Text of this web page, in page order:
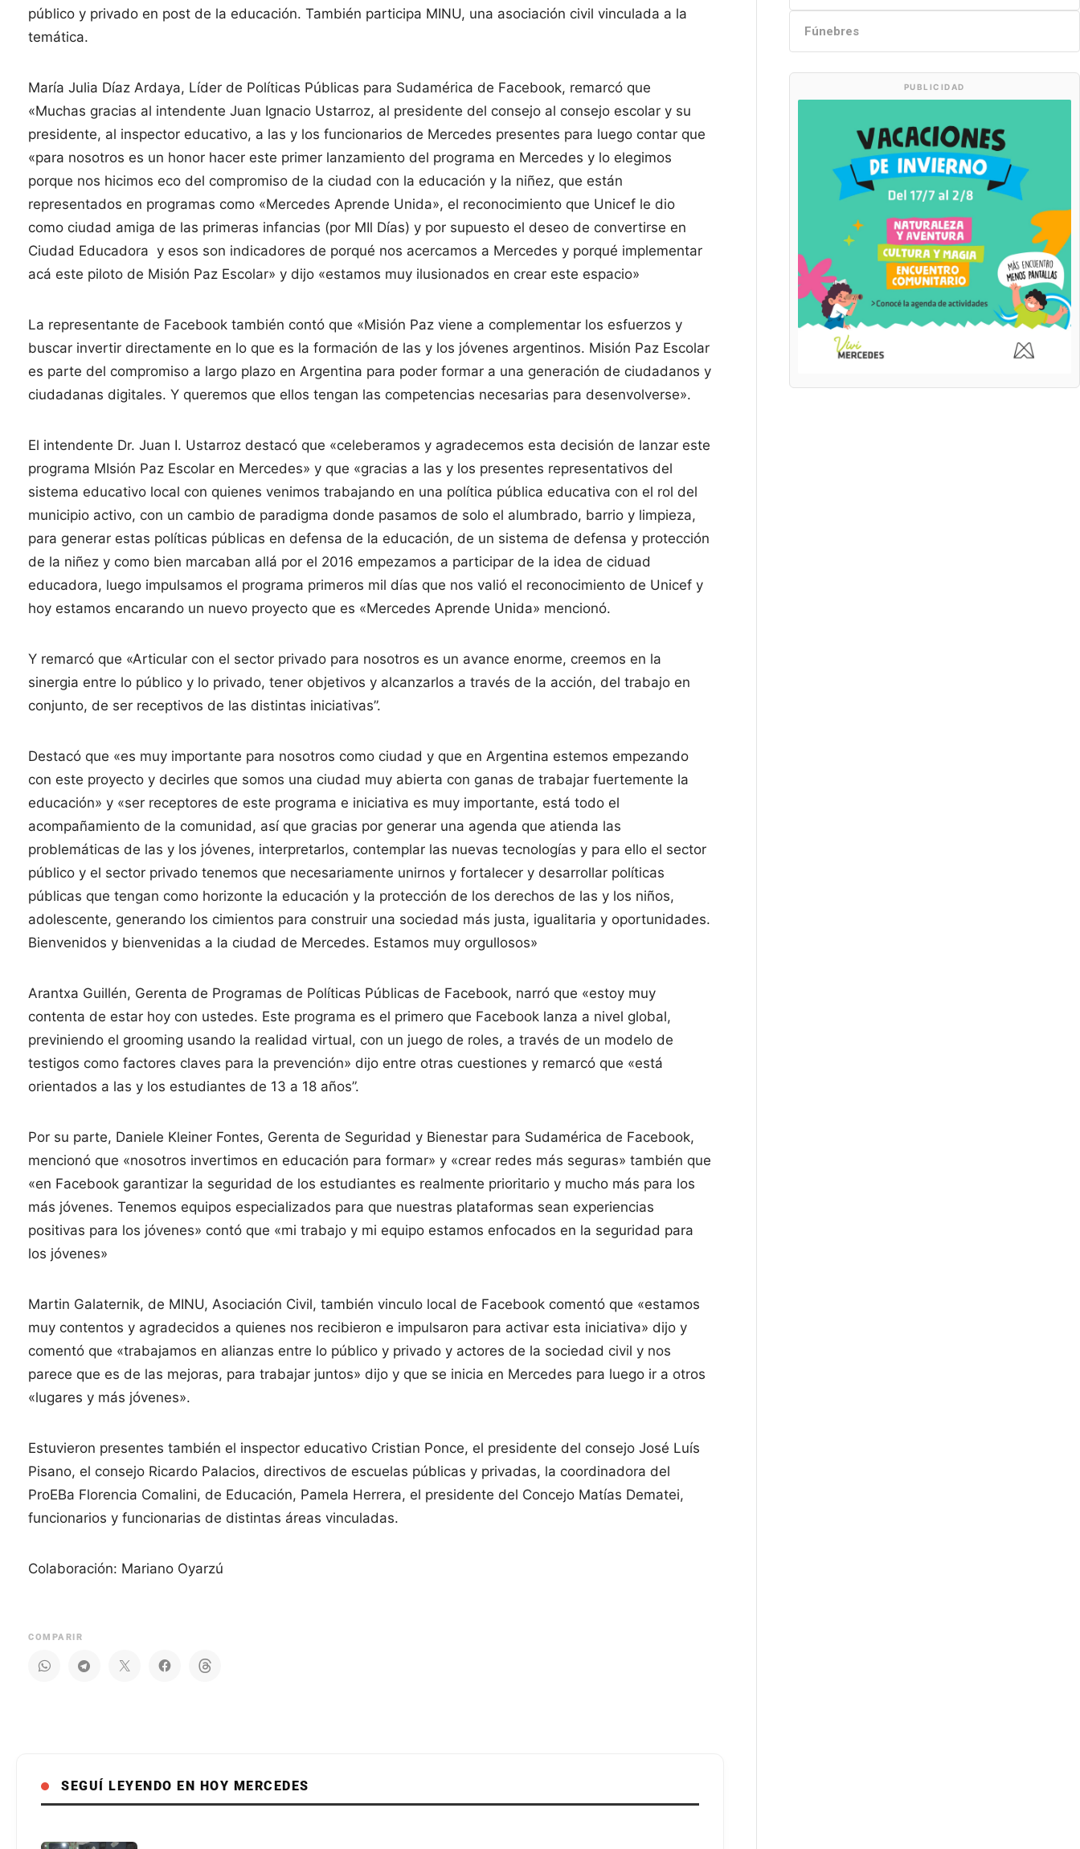
público y privado en post de la educación. También participa MINU, una asociación civil vinculada a la
temática.
María Julia Díaz Ardaya, Líder de Políticas Públicas para Sudamérica de Facebook, remarcó que
«Muchas gracias al intendente Juan Ignacio Ustarroz, al presidente del consejo al consejo escolar y su
presidente, al inspector educativo, a las y los funcionarios de Mercedes presentes para luego contar que
«para nosotros es un honor hacer este primer lanzamiento del programa en Mercedes y lo elegimos
porque nos hicimos eco del compromiso de la ciudad con la educación y la niñez, que están
representados en programas como «Mercedes Aprende Unida», el reconocimiento que Unicef le dio
como ciudad amiga de las primeras infancias (por MIl Días) y por supuesto el deseo de convertirse en
Ciudad Educadora y esos son indicadores de porqué nos acercamos a Mercedes y porqué implementar
acá este piloto de Misión Paz Escolar» y dijo «estamos muy ilusionados en crear este espacio»
La representante de Facebook también contó que «Misión Paz viene a complementar los esfuerzos y
buscar invertir directamente en lo que es la formación de las y los jóvenes argentinos. Misión Paz Escolar
es parte del compromiso a largo plazo en Argentina para poder formar a una generación de ciudadanos y
ciudadanas digitales. Y queremos que ellos tengan las competencias necesarias para desenvolverse».
El intendente Dr. Juan I. Ustarroz destacó que «celeberamos y agradecemos esta decisión de lanzar este
programa MIsión Paz Escolar en Mercedes» y que «gracias a las y los presentes representativos del
sistema educativo local con quienes venimos trabajando en una política pública educativa con el rol del
municipio activo, con un cambio de paradigma donde pasamos de solo el alumbrado, barrio y limpieza,
para generar estas políticas públicas en defensa de la educación, de un sistema de defensa y protección
de la niñez y como bien marcaban allá por el 2016 empezamos a participar de la idea de ciduad
educadora, luego impulsamos el programa primeros mil días que nos valió el reconocimiento de Unicef y
hoy estamos encarando un nuevo proyecto que es «Mercedes Aprende Unida» mencionó.
Y remarcó que «Articular con el sector privado para nosotros es un avance enorme, creemos en la
sinergia entre lo público y lo privado, tener objetivos y alcanzarlos a través de la acción, del trabajo en
conjunto, de ser receptivos de las distintas iniciativas”.
Destacó que «es muy importante para nosotros como ciudad y que en Argentina estemos empezando
con este proyecto y decirles que somos una ciudad muy abierta con ganas de trabajar fuertemente la
educación» y «ser receptores de este programa e iniciativa es muy importante, está todo el
acompañamiento de la comunidad, así que gracias por generar una agenda que atienda las
problemáticas de las y los jóvenes, interpretarlos, contemplar las nuevas tecnologías y para ello el sector
público y el sector privado tenemos que necesariamente unirnos y fortalecer y desarrollar políticas
públicas que tengan como horizonte la educación y la protección de los derechos de las y los niños,
adolescente, generando los cimientos para construir una sociedad más justa, igualitaria y oportunidades.
Bienvenidos y bienvenidas a la ciudad de Mercedes. Estamos muy orgullosos»
Arantxa Guillén, Gerenta de Programas de Políticas Públicas de Facebook, narró que «estoy muy
contenta de estar hoy con ustedes. Este programa es el primero que Facebook lanza a nivel global,
previniendo el grooming usando la realidad virtual, con un juego de roles, a través de un modelo de
testigos como factores claves para la prevención» dijo entre otras cuestiones y remarcó que «está
orientados a las y los estudiantes de 13 a 18 años”.
Por su parte, Daniele Kleiner Fontes, Gerenta de Seguridad y Bienestar para Sudamérica de Facebook,
mencionó que «nosotros invertimos en educación para formar» y «crear redes más seguras» también que
«en Facebook garantizar la seguridad de los estudiantes es realmente prioritario y mucho más para los
más jóvenes. Tenemos equipos especializados para que nuestras plataformas sean experiencias
positivas para los jóvenes» contó que «mi trabajo y mi equipo estamos enfocados en la seguridad para
los jóvenes»
Martin Galaternik, de MINU, Asociación Civil, también vinculo local de Facebook comentó que «estamos
muy contentos y agradecidos a quienes nos recibieron e impulsaron para activar esta iniciativa» dijo y
comentó que «trabajamos en alianzas entre lo público y privado y actores de la sociedad civil y nos
parece que es de las mejoras, para trabajar juntos» dijo y que se inicia en Mercedes para luego ir a otros
«lugares y más jóvenes».
Estuvieron presentes también el inspector educativo Cristian Ponce, el presidente del consejo José Luís
Pisano, el consejo Ricardo Palacios, directivos de escuelas públicas y privadas, la coordinadora del
ProEBa Florencia Comalini, de Educación, Pamela Herrera, el presidente del Concejo Matías Dematei,
funcionarios y funcionarias de distintas áreas vinculadas.
Colaboración: Mariano Oyarzú
COMPARIR
SEGUÍ LEYENDO EN HOY MERCEDES
Fúnebres
PUBLICIDAD